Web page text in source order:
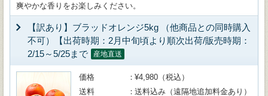
爽やかな香りをお楽しみください。
【訳あり】ブラッドオレンジ5kg （他商品との同時購入
不可）【出荷時期：2月中旬頃より順次出荷/販売時期：
2/15～5/25まで
産地直送
価格
¥4,980（税込）
送料
送料込み（遠隔地追加料金あり）